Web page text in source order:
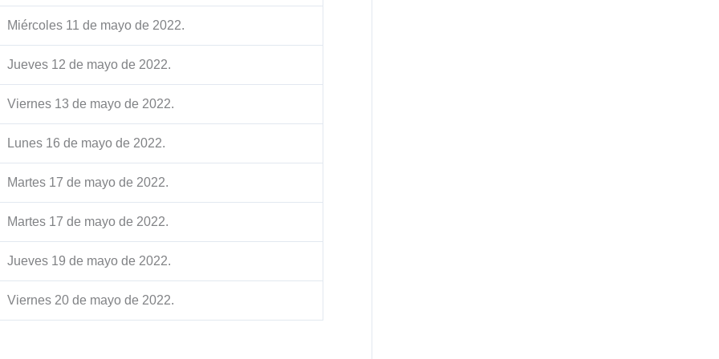
Miércoles 11 de mayo de 2022.
Jueves 12 de mayo de 2022.
Viernes 13 de mayo de 2022.
Lunes 16 de mayo de 2022.
Martes 17 de mayo de 2022.
Martes 17 de mayo de 2022.
Jueves 19 de mayo de 2022.
Viernes 20 de mayo de 2022.